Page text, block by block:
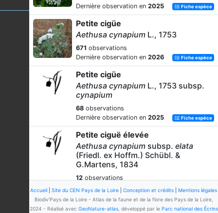
Dernière observation en 2025 Fiche espèce
Petite cigüe
Aethusa cynapium L., 1753
671 observations
Dernière observation en 2026 Fiche espèce
Petite cigüe
Aethusa cynapium L., 1753 subsp.
cynapium
68 observations
Dernière observation en 2025 Fiche espèce
Petite ciguë élevée
Aethusa cynapium subsp. elata
(Friedl. ex Hoffm.) Schübl. &
G.Martens, 1834
12 observations
Dernière observation en
2024 Fiche espèce
Ammi élevé
Accueil Site du CEN Pays de la Loire Conception et crédits
Mentions légales
Biodiv'Pays de la Loire - Atlas de la faune et de la flore des Pays de la Loire,
2024 - Réalisé avec GeoNature-atlas, développé par le Parc national des Écrins